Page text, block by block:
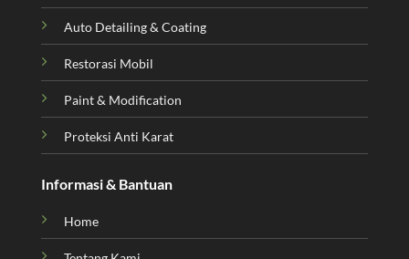
Auto Detailing & Coating
Restorasi Mobil
Paint & Modification
Proteksi Anti Karat
Informasi & Bantuan
Home